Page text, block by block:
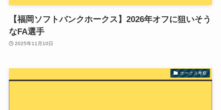
【福岡ソフトバンクホークス】2026年オフに狙いそう
なFA選手
2025年11月10日
ホークス考察